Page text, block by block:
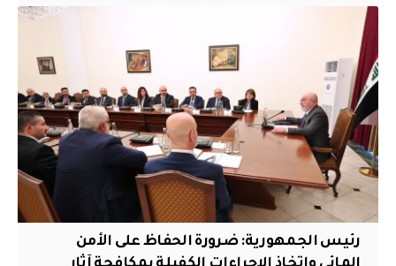
رئيس الجمهورية: ضرورة الحفاظ على الأمن